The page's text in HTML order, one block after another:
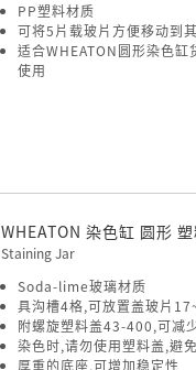
PP塑料材质
可将5片载玻片方便移动到
适合WHEATON圆形染色
使用
WHEATON 染色缸 圆形
Staining Jar
Soda-lime玻璃材质
具沟槽4格,可放置盖玻片
附螺旋塑料盖43-400,可减
染色时,请勿使用塑料盖,避
厚重的底座,可增加稳定性